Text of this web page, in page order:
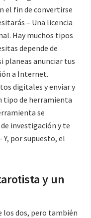
el fin de convertirse
– Una licencia
Hay muchos tipos
depende de
planeas anunciar tus
a Internet.
digitales y enviar y
tipo de herramienta
se
investigación y te
por supuesto, el
y un
los dos, pero también